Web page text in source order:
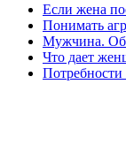
Если жена
Понимать
Мужчина.
Что дает